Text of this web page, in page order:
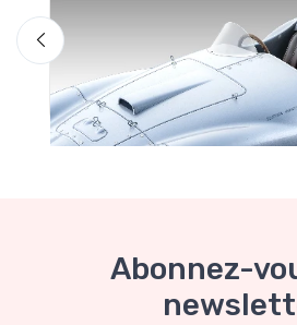
Abonnez-